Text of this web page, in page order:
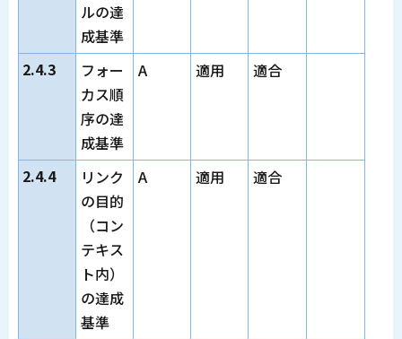
ルの達
成基準
2.4.3
フォー
カス順
序の達
成基準
A 適用 適合
2.4.4
リンク
の目的
（コン
テキス
ト内）
の達成
基準
A 適用 適合